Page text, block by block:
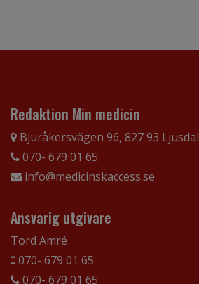
Redaktion Min medicin
Bjuråkersvägen 96, 827 93 Ljusdal
070- 679 01 65
info@medicinskaccess.se
Ansvarig utgivare
Tord Amré
070- 679 01 65
070- 679 01 65